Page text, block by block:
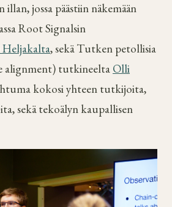
illan, jossa päästiin näkemään
Root Signalsin
, sekä Tutken petollisia
alignment) tutkineelta Olli
kokosi yhteen tutkijoita,
sekä tekoälyn kaupallisen